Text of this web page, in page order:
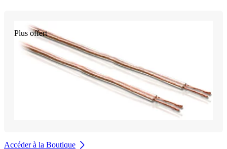
Plus offert
Accéder à la Boutique